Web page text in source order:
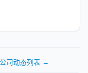
公司动态列表 →